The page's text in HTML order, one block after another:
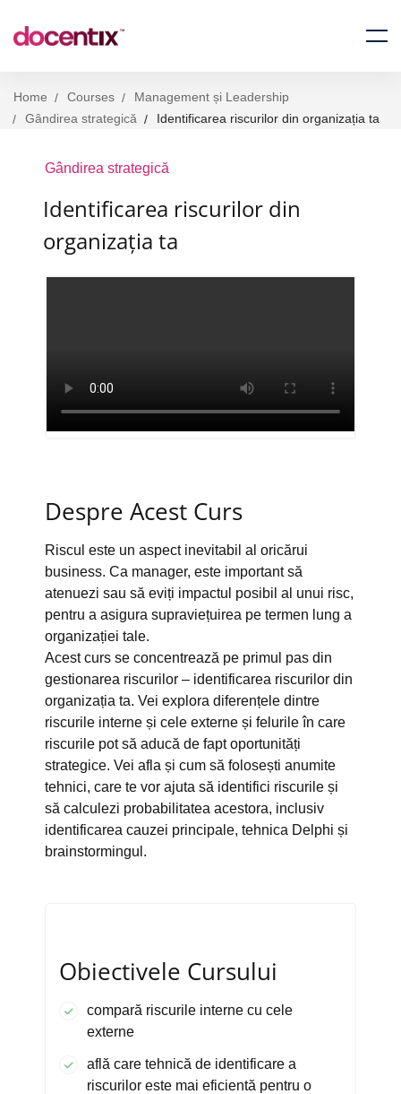
Home Courses
Management și Leadership
Gândirea strategică
Identificarea riscurilor din organizația ta
Gândirea strategică
Identificarea riscurilor din
organizația ta
Despre Acest Curs
Riscul este un aspect inevitabil al oricărui
business. Ca manager, este important să
atenuezi sau să eviți impactul posibil al unui risc,
pentru a asigura supraviețuirea pe termen lung a
organizației tale.
Acest curs se concentrează pe primul pas din
gestionarea riscurilor – identificarea riscurilor din
organizația ta. Vei explora diferențele dintre
riscurile interne și cele externe și felurile în care
riscurile pot să aducă de fapt oportunități
strategice. Vei afla și cum să folosești anumite
tehnici, care te vor ajuta să identifici riscurile și
să calculezi probabilitatea acestora, inclusiv
identificarea cauzei principale, tehnica Delphi și
brainstormingul.
Obiectivele Cursului
compară riscurile interne cu cele
externe
află care tehnică de identificare a
riscurilor este mai eficientă pentru o